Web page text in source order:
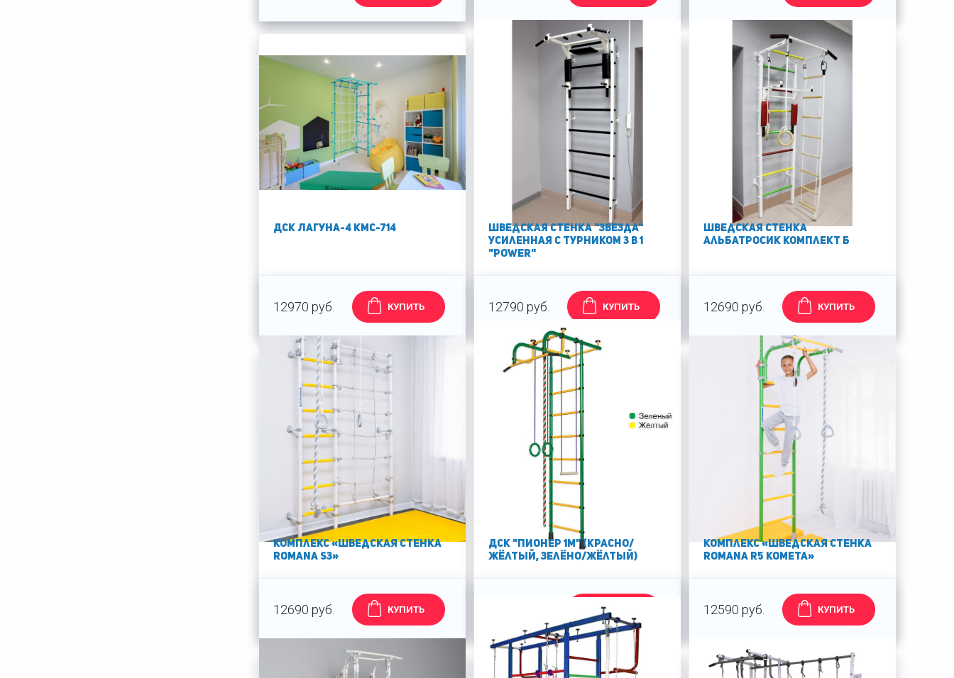
ДСК Лагуна-4 КМС-714
12970 руб. КУПИТЬ
Шведская стенка "Звезда"
усиленная с турником 3 в 1
"Power"
12790 руб. КУПИТЬ
Шведская стенка
Альбатросик комплект Б
12690 руб. КУПИТЬ
Комплекс «Шведская стенка
ROMANA S3»
12690 руб. КУПИТЬ
ДСК "Пионер 1М" (красно/
жёлтый, зелёно/жёлтый)
КУПИТЬ
Комплекс «Шведская стенка
ROMANA R5 Kometa»
12590 руб. КУПИТЬ